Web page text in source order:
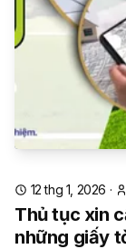
12 thg 1, 2026 ·
Thủ tục xin
những giấy